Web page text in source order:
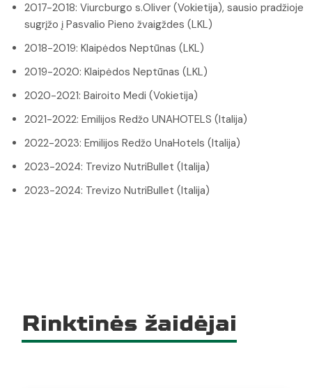
2017-2018: Viurcburgo s.Oliver (Vokietija), sausio pradžioje
sugrįžo į Pasvalio Pieno žvaigždes (LKL)
2018-2019: Klaipėdos Neptūnas (LKL)
2019-2020: Klaipėdos Neptūnas (LKL)
2020-2021: Bairoito Medi (Vokietija)
2021-2022: Emilijos Redžo UNAHOTELS (Italija)
2022-2023: Emilijos Redžo UnaHotels (Italija)
2023-2024: Trevizo NutriBullet (Italija)
2023-2024: Trevizo NutriBullet (Italija)
Rinktinės žaidėjai